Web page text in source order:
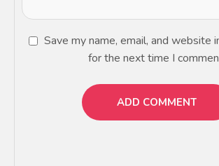
Save my name, email, and website
for the next time I